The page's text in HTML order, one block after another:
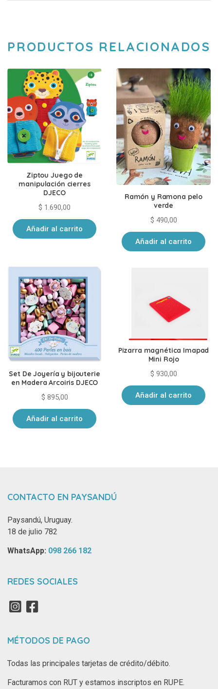
PRODUCTOS RELACIONADOS
Ziptou Juego de
manipulación cierres
DJECO
$ 1.690,00
Añadir al carrito
Ramón y Ramona pelo
verde
$ 490,00
Añadir al carrito
Set De Joyería y bijouterie
en Madera Arcoiris DJECO
$ 895,00
Añadir al carrito
Pizarra magnética Imapad
Mini Rojo
$ 930,00
Añadir al carrito
CONTACTO EN PAYSANDÚ
Paysandú, Uruguay.
18 de julio 782
WhatsApp: ‪ 098 266 182‬
REDES SOCIALES
MÉTODOS DE PAGO
Todas las principales tarjetas de crédito/débito.
Facturamos con RUT y estamos inscriptos en RUPE.